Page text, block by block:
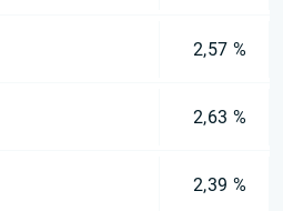
2,57 %
2,63 %
2,39 %